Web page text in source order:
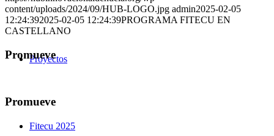
Proyectos
Fitecu 2025
content/uploads/2024/09/HUB-LOGO.jpg admin2025-02-05
12:24:392025-02-05 12:24:39PROGRAMA FITECU EN
CASTELLANO
Promueve
Promueve